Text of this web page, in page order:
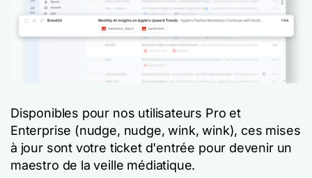
Disponibles pour nos utilisateurs Pro et
Enterprise (nudge, nudge, wink, wink), ces mises
à jour sont votre ticket d'entrée pour devenir un
maestro de la veille médiatique.